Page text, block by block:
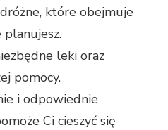
które obejmuje
leki oraz
pomocy.
i odpowiednie
Ci cieszyć się